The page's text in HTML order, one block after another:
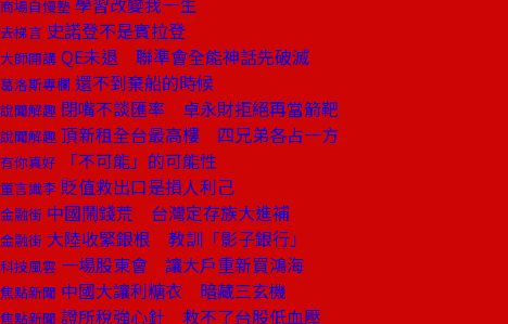
商場自慢塾
去梯言 史諾登不是賓拉登
大師開講 QE未退 聯準會全能神話先破滅
葛洛斯專欄 還不到棄船的時候
說聞解趣 閉嘴不談匯率 卓永財拒絕再當箭靶
說聞解趣 頂新租全台最高樓 四兄弟各占一方
有你真好 「不可能」的可能性
童言識李 貶值救出口是損人利己
金融街 中國鬧錢荒 台灣定存族大進補
金融街 大陸收緊銀根 教訓「影子銀行」
科技風雲 一場股東會 讓大戶重新買鴻海
焦點新聞 中國大讓利糖衣 暗藏三玄機
焦點新聞 證所稅強心針 救不了台股低血壓